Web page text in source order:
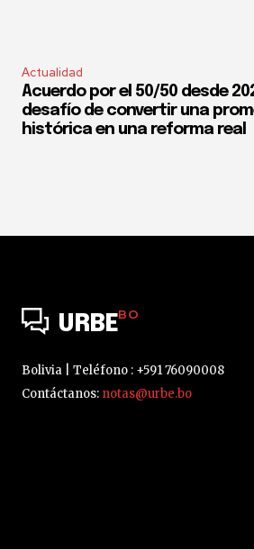
Actualidad
Acuerdo por el 50/50 desde
desafío de convertir una
histórica en una reforma real
URBEBO
Bolivia | Teléfono : +591 76090008
Contáctanos: notas@urbe.bo